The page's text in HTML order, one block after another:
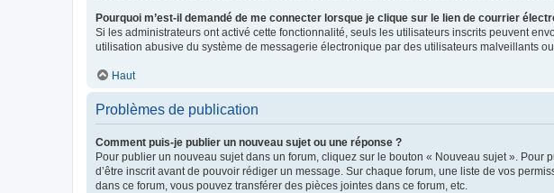
Pourquoi m’est-il demandé de me connecter lorsque je clique sur le lien de courrier
Si les administrateurs ont activé cette fonctionnalité, seuls les utilisateurs inscrits peuvent
utilisation abusive du système de messagerie électronique par des utilisateurs malveillants ou
Haut
Problèmes de publication
Comment puis-je publier un nouveau sujet ou une réponse ?
Pour publier un nouveau sujet dans un forum, cliquez sur le bouton « Nouveau sujet ».
d’être inscrit avant de pouvoir rédiger un message. Sur chaque forum, une liste de vos
dans ce forum, vous pouvez transférer des pièces jointes dans ce forum, etc.